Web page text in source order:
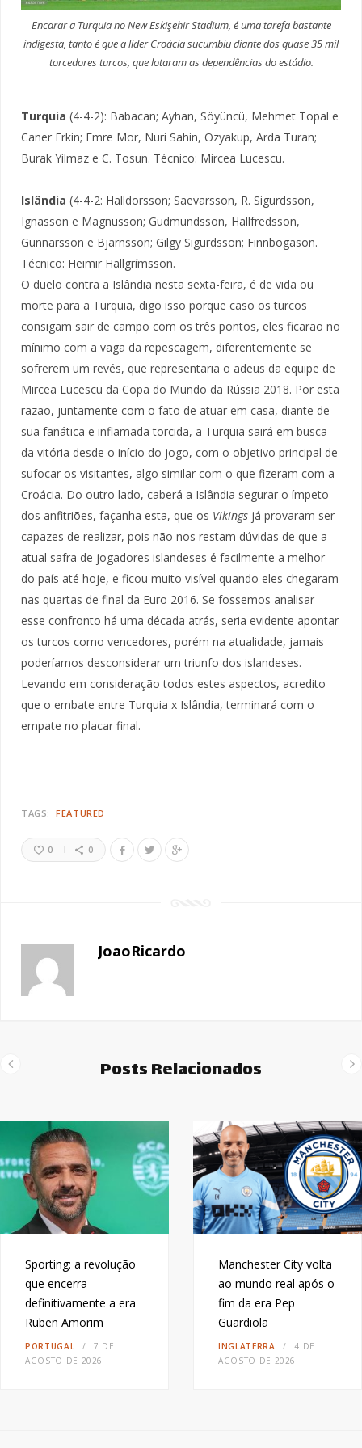
Encarar a Turquia no New Eskişehir Stadium, é uma tarefa bastante
indigesta, tanto é que a líder Croácia sucumbiu diante dos quase 35 mil
torcedores turcos, que lotaram as dependências do estádio.
Turquia (4-4-2): Babacan; Ayhan, Söyüncü, Mehmet Topal e
Caner Erkin; Emre Mor, Nuri Sahin, Ozyakup, Arda Turan;
Burak Yilmaz e C. Tosun. Técnico: Mircea Lucescu.
Islândia (4-4-2: Halldorsson; Saevarsson, R. Sigurdsson,
Ignasson e Magnusson; Gudmundsson, Hallfredsson,
Gunnarsson e Bjarnsson; Gilgy Sigurdsson; Finnbogason.
Técnico: Heimir Hallgrímsson.
O duelo contra a Islândia nesta sexta-feira, é de vida ou
morte para a Turquia, digo isso porque caso os turcos
consigam sair de campo com os três pontos, eles ficarão no
mínimo com a vaga da repescagem, diferentemente se
sofrerem um revés, que representaria o adeus da equipe de
Mircea Lucescu da Copa do Mundo da Rússia 2018. Por esta
razão, juntamente com o fato de atuar em casa, diante de
sua fanática e inflamada torcida, a Turquia sairá em busca
da vitória desde o início do jogo, com o objetivo principal de
sufocar os visitantes, algo similar com o que fizeram com a
Croácia. Do outro lado, caberá a Islândia segurar o ímpeto
dos anfitriões, façanha esta, que os Vikings já provaram ser
capazes de realizar, pois não nos restam dúvidas de que a
atual safra de jogadores islandeses é facilmente a melhor
do país até hoje, e ficou muito visível quando eles chegaram
nas quartas de final da Euro 2016. Se fossemos analisar
esse confronto há uma década atrás, seria evidente apontar
os turcos como vencedores, porém na atualidade, jamais
poderíamos desconsiderar um triunfo dos islandeses.
Levando em consideração todos estes aspectos, acredito
que o embate entre Turquia x Islândia, terminará com o
empate no placar final.
TAGS: FEATURED
0 0
JoaoRicardo
Posts Relacionados
Sporting: a revolução
que encerra
definitivamente a era
Ruben Amorim
PORTUGAL
7 DE
AGOSTO DE 2026
Manchester City volta
ao mundo real após o
fim da era Pep
Guardiola
INGLATERRA
4 DE
AGOSTO DE 2026